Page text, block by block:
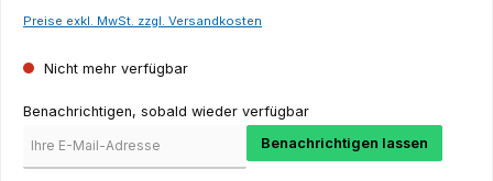
Preise exkl. MwSt. zzgl. Versandkosten
Nicht mehr verfügbar
Benachrichtigen, sobald wieder verfügbar
Benachrichtigen lassen